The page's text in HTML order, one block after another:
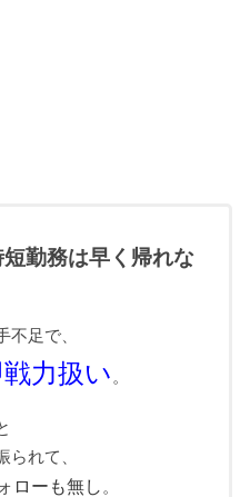
短勤務は早く帰れな
不足で、
力扱い 。
られて、
ローも無し 。